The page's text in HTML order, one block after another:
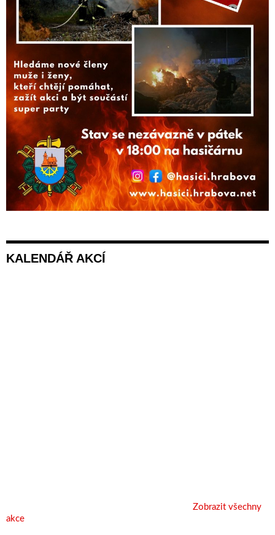
KALENDÁŘ AKCÍ
Zobrazit všechny
akce